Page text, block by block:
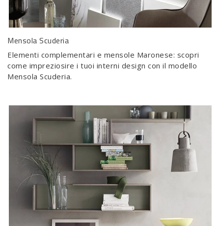
Mensola Scuderia
Elementi complementari e mensole Maronese: scopri
come impreziosire i tuoi interni design con il modello
Mensola Scuderia.